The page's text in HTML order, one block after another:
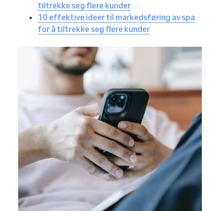
tiltrekke seg flere kunder
10 effektive ideer til markedsføring av spa
for å tiltrekke seg flere kunder